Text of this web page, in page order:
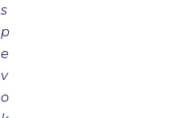
s
p
e
v
o